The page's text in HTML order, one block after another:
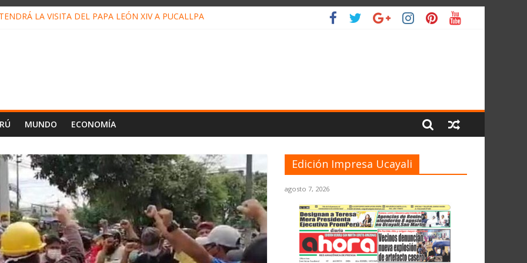
LA VISITA DEL PAPA LEÓN XIV A PUCALLPA
MUNDO ECONOMÍA
Edición Impresa Ucayali
agosto 7, 2026